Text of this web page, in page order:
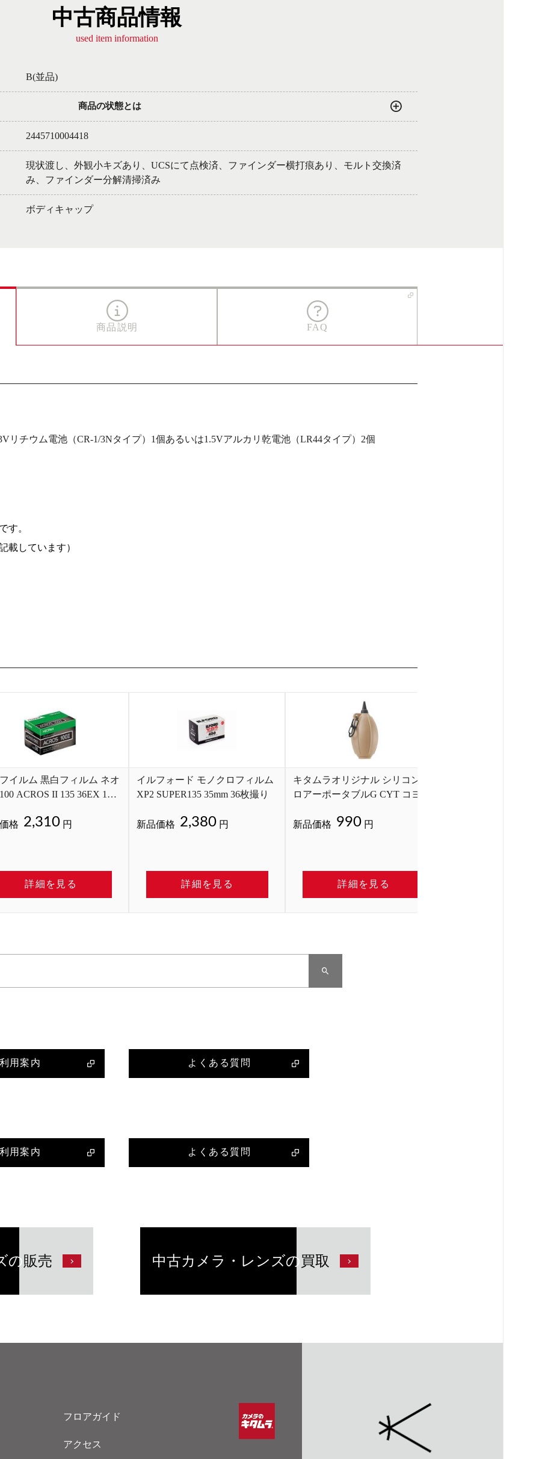
中古商品情報
used item information
B(並品)
商品の状態とは
2445710004418
現状渡し、外観小キズあり、UCSにて点検済、ファインダー横打痕あり、モルト交換済
み、ファインダー分解清掃済み
ボディキャップ
商品説明 FAQ
リチウム電池（CR-1/3Nタイプ）1個あるいは1.5Vアルカリ乾電池（LR44タイプ）2個
す。
載しています）
イルム 黒白フィルム ネオ
ACROS II 135 36EX 1
格 2,310 円
詳細を見る
イルフォード モノクロフィルム
XP2 SUPER135 35mm 36枚撮り
新品価格 2,380 円
詳細を見る
キタムラオリジナル シリコンブ
ロアーポータブルG CYT コヨー
新品価格 990 円
詳細を見る
用案内 よくある質問
用案内 よくある質問
の販売 中古カメラ・レンズの買取
フロアガイド
アクセス